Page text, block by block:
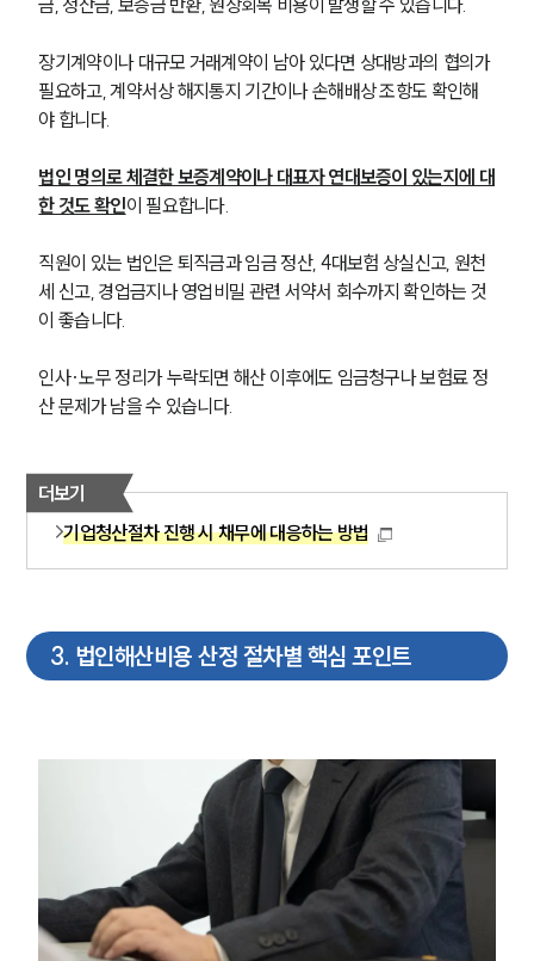
장기계약이나 대규모 거래계약이 남아 있다면 상대방과의 협의가
필요하고, 계약서상 해지통지 기간이나 손해배상 조항도 확인해
야 합니다.
법인 명의로 체결한 보증계약이나 대표자 연대보증이 있는지에 대
한 것도 확인이 필요합니다.
직원이 있는 법인은 퇴직금과 임금 정산, 4대보험 상실신고, 원천
세 신고, 경업금지나 영업비밀 관련 서약서 회수까지 확인하는 것
이 좋습니다.
인사·노무 정리가 누락되면 해산 이후에도 임금청구나 보험료 정
산 문제가 남을 수 있습니다.
더보기
기업청산절차 진행 시 채무에 대응하는 방법
3. 법인해산비용 산정 절차별 핵심 포인트